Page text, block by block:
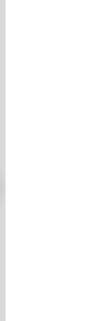
aos favoritos